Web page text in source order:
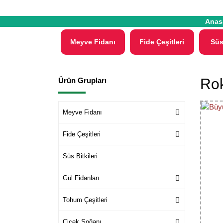
Meyve Fidanı Fide Çeşitleri
Ürün Grupları
Meyve Fidanı
Fide Çeşitleri
Süs Bitkileri
Gül Fidanları
Tohum Çeşitleri